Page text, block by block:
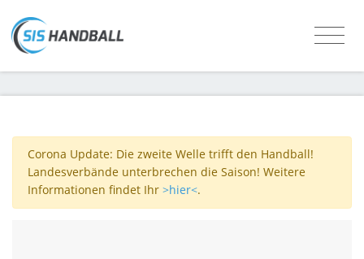
Corona Update: Die zweite Welle trifft den Handball!
Landesverbände unterbrechen die Saison! Weitere
Informationen findet Ihr >hier<.